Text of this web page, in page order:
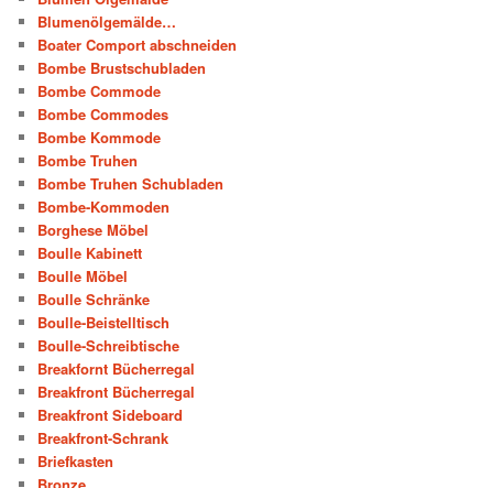
Blumenölgemälde…
Boater Comport abschneiden
Bombe Brustschubladen
Bombe Commode
Bombe Commodes
Bombe Kommode
Bombe Truhen
Bombe Truhen Schubladen
Bombe-Kommoden
Borghese Möbel
Boulle Kabinett
Boulle Möbel
Boulle Schränke
Boulle-Beistelltisch
Boulle-Schreibtische
Breakfornt Bücherregal
Breakfront Bücherregal
Breakfront Sideboard
Breakfront-Schrank
Briefkasten